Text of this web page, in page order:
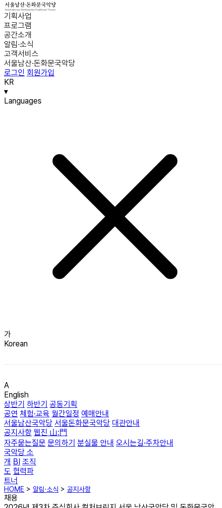
기획사업
프로그램
공간소개
알림·소식
고객서비스
서울남산·돈화문국악당
로그인 회원가입
KR
▾
Languages
가
Korean
A
English
상반기 하반기 공동기획
공연 체험·교육 월간일정 예매안내
서울남산국악당 서울돈화문국악당 대관안내
공지사항 웹진 山:門
자주묻는질문 문의하기 분실물 안내 오시는길·주차안내
국악당 소
개 BI 조직
도 협력파
트너
HOME > 알림·소식 > 공지사항
채용